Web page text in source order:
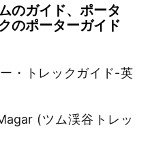
のガイド、ポータ
のポーターガイド
・トレックガイド-英
(ツム渓谷トレッ